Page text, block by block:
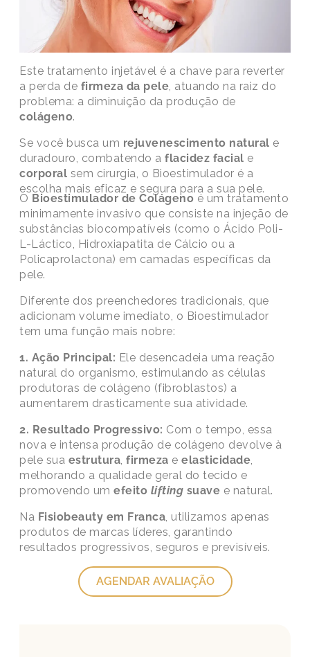
Este tratamento injetável é a chave para reverter
a perda de firmeza da pele , atuando na raiz do
problema: a diminuição da produção de
colágeno.
Se você busca um rejuvenescimento natural e
duradouro, combatendo a flacidez facial e
corporal sem cirurgia, o Bioestimulador é a
escolha mais eficaz e segura para a sua pele.
O Bioestimulador de Colágeno é um tratamento
minimamente invasivo que consiste na injeção de
substâncias biocompatíveis (como o Ácido Poli-
L-Láctico, Hidroxiapatita de Cálcio ou a
Policaprolactona) em camadas específicas da
pele.
Diferente dos preenchedores tradicionais, que
adicionam volume imediato, o Bioestimulador
tem uma função mais nobre:
1. Ação Principal: Ele desencadeia uma reação
natural do organismo, estimulando as células
produtoras de colágeno (fibroblastos) a
aumentarem drasticamente sua atividade.
2. Resultado Progressivo: Com o tempo, essa
nova e intensa produção de colágeno devolve à
pele sua estrutura firmeza e elasticidade
melhorando a qualidade geral do tecido e
promovendo um efeito lifting suave e natural.
Na Fisiobeauty em Franca , utilizamos apenas
produtos de marcas líderes, garantindo
resultados progressivos, seguros e previsíveis.
AGENDAR AVALIAÇÃO